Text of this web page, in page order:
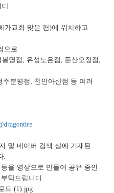
다.
가교회 맞은 편)에 위치하고
으로
명점, 유성노은점, 둔산오정점,
분평점, 천안아산점 등 여러
및 네이버 검색 상에 기재된
.
을 영상으로 만들어 공유 중인
탁드립니다.